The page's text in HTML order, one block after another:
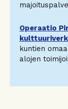
Operaatio
kuntien
alojen